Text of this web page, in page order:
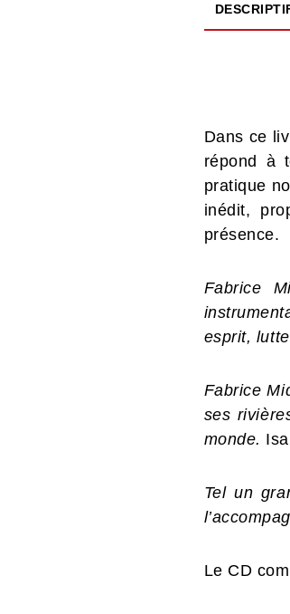
Dans ce
répond à
pratique
inédit,
présence.
Fabrice
esprit,
Fabrice
ses
monde.
Tel un
Le CD